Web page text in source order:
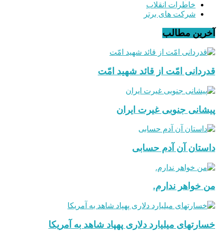
خاطرات انقلاب
شرکت های برتر
آخرین مطالب
قدردانی امّت از قائد شهید امّت
پیشانی جنوبی غیرت ایران
داستان آن آدم حسابی
من خواهر ندارم.
خسارتهای میلیارد دلاری پهپاد شاهد به آمریکا